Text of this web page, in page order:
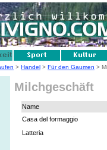
> Handel > Für den Gaumen >
Milchgeschäft
Name
Casa del formaggio
Latteria